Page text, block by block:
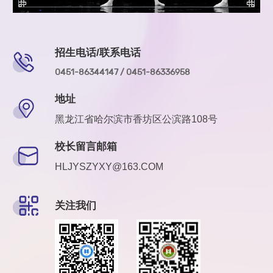
招生电话/联系电话
0451-86344147 / 0451-86336958
地址
黑龙江省哈尔滨市香坊区公滨路108号
校长留言邮箱
HLJYSZYXY@163.COM
关注我们